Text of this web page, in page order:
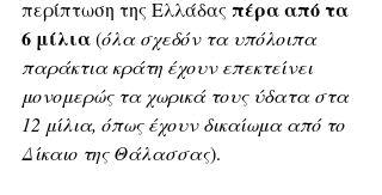
περίπτωση της Ελλάδας πέρα από τα
6 μίλια (όλα σχεδόν τα υπόλοιπα
παράκτια κράτη έχουν επεκτείνει
μονομερώς τα χωρικά τους ύδατα στα
12 μίλια, όπως έχουν δικαίωμα από το
Δίκαιο της Θάλασσας).